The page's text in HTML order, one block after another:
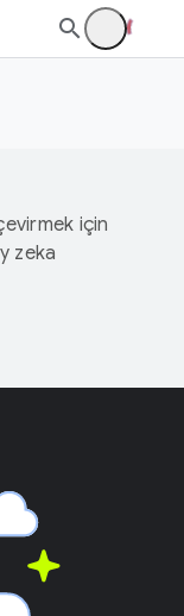
için
zeka